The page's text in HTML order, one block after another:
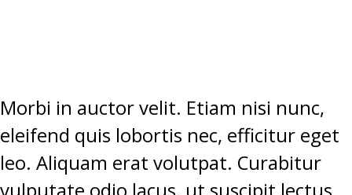
Morbi in auctor velit. Etiam nisi nunc,
eleifend quis lobortis nec, efficitur eget
leo. Aliquam erat volutpat. Curabitur